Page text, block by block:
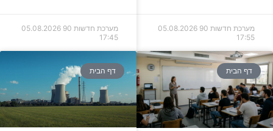
מערכת חדשות 90
05.08.2026
17:55
מערכת חדשות 90
05.08.2026
17:45
דף הבית דף הבית